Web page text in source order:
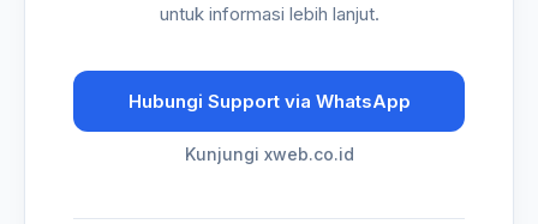
untuk informasi lebih lanjut.
Hubungi Support via WhatsApp
Kunjungi xweb.co.id